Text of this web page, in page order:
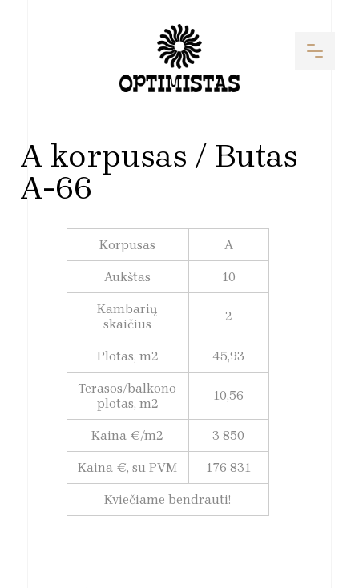
A korpusas / Butas
A-66
Korpusas A
Aukštas 10
Kambarių
skaičius
2
Plotas, m2 45,93
Terasos/balkono
plotas, m2
10,56
Kaina €/m2 3 850
Kaina €, su PVM 176 831
Kviečiame bendrauti!